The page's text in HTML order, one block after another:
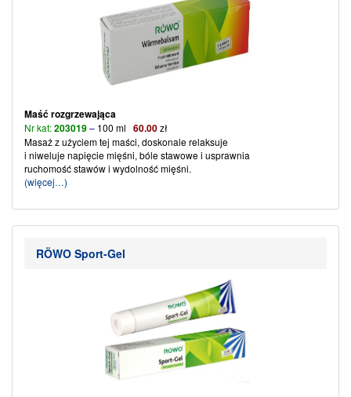
Maść rozgrzewająca
Nr kat:203019– 100 ml 60.00zł
Masaż z użyciem tej maści, doskonale relaksuje
i niweluje napięcie mięśni, bóle stawowe i usprawnia
ruchomość stawów i wydolność mięśni.
(więcej…)
RÖWO Sport-Gel